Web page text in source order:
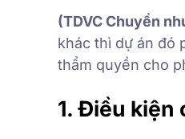
(TDVC Chuyển
khác thì dự án đó
thẩm quyền cho
1. Điều kiện